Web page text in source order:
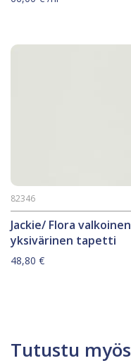
Jackie/ Flora valkoinen
yksivärinen tapetti
82346
48,80 €
Tutustu myös